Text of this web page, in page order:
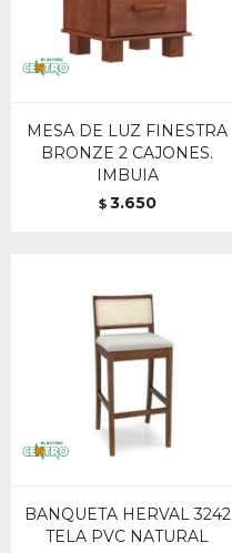
MESA DE LUZ FINESTRA
BRONZE 2 CAJONES.
IMBUIA
$ 3.650
BANQUETA HERVAL 3242
TELA PVC NATURAL